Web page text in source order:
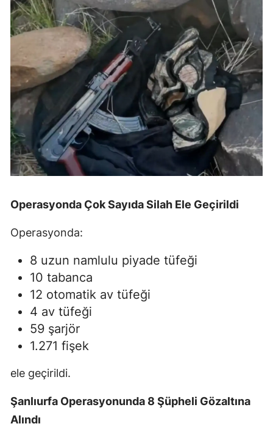
Operasyonda Çok Sayıda Silah Ele Geçirildi
Operasyonda:
8 uzun namlulu piyade tüfeği
10 tabanca
12 otomatik av tüfeği
4 av tüfeği
59 şarjör
1.271 fişek
ele geçirildi.
Şanlıurfa Operasyonunda 8 Şüpheli Gözaltına
Alındı